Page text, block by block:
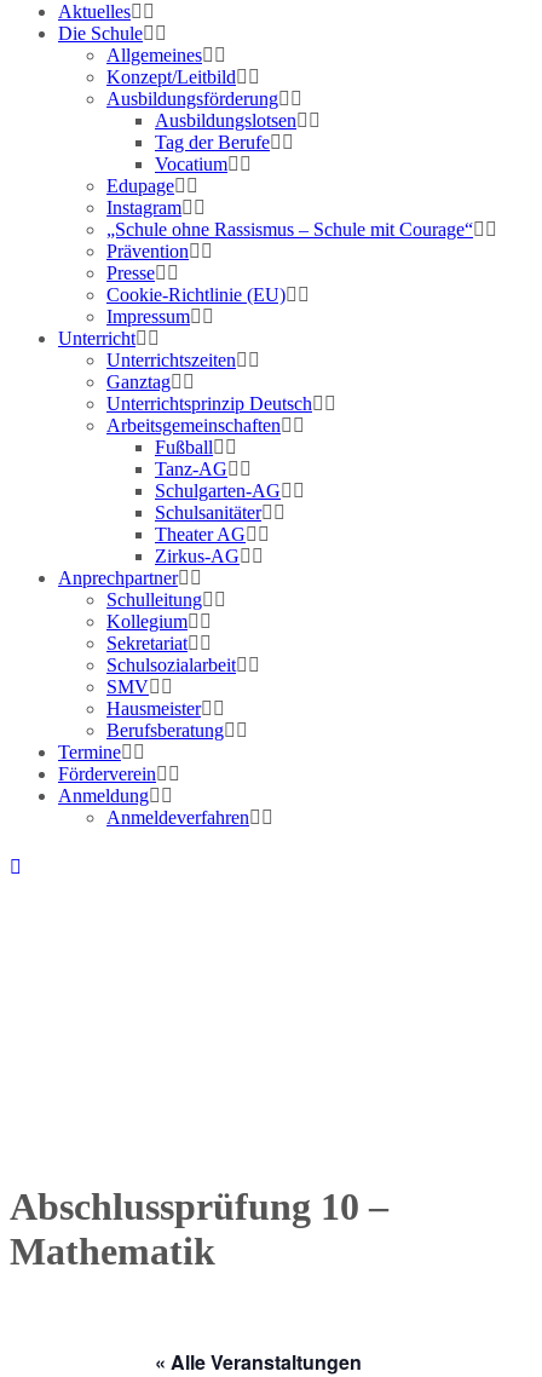
Aktuelles
Die Schule
Allgemeines
Konzept/Leitbild
Ausbildungsförderung
Ausbildungslotsen
Tag der Berufe
Vocatium
Edupage
Instagram
„Schule ohne Rassismus – Schule mit Courage“
Prävention
Presse
Cookie-Richtlinie (EU)
Impressum
Unterricht
Unterrichtszeiten
Ganztag
Unterrichtsprinzip Deutsch
Arbeitsgemeinschaften
Fußball
Tanz-AG
Schulgarten-AG
Schulsanitäter
Theater AG
Zirkus-AG
Anprechpartner
Schulleitung
Kollegium
Sekretariat
Schulsozialarbeit
SMV
Hausmeister
Berufsberatung
Termine
Förderverein
Anmeldung
Anmeldeverfahren
Abschlussprüfung 10 –
Mathematik
« Alle Veranstaltungen